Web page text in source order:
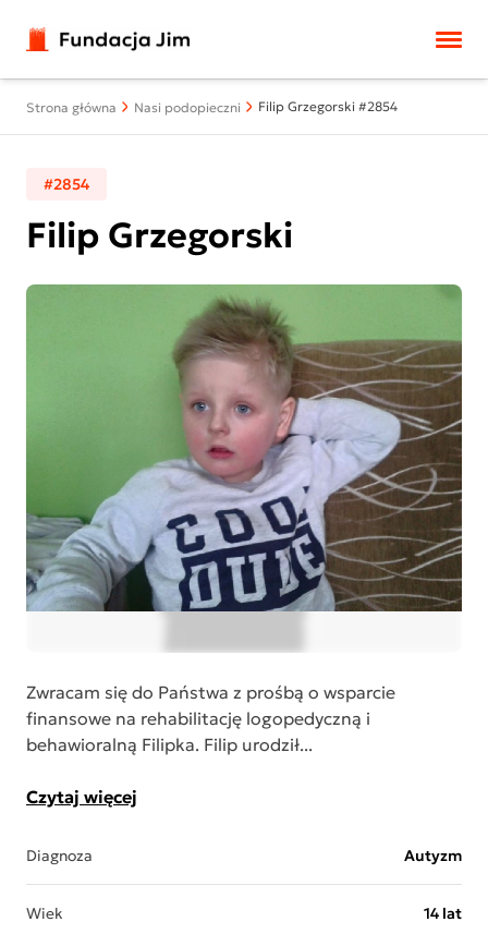
Strona główna Nasi podopieczni Filip Grzegorski #2854
#2854
Filip Grzegorski
Zwracam się do Państwa z prośbą o wsparcie
finansowe na rehabilitację logopedyczną i
behawioralną Filipka. Filip urodził...
Czytaj więcej
Diagnoza Autyzm
Wiek 14 lat